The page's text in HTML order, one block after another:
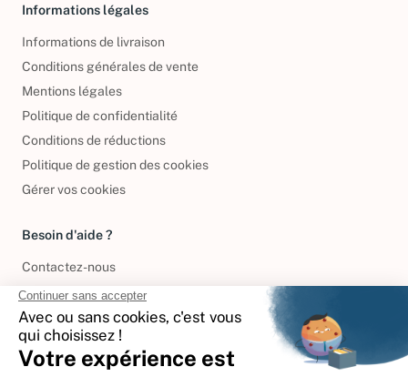
Informations légales
Informations de livraison
Conditions générales de vente
Mentions légales
Politique de confidentialité
Conditions de réductions
Politique de gestion des cookies
Gérer vos cookies
Besoin d'aide ?
Contactez-nous
International